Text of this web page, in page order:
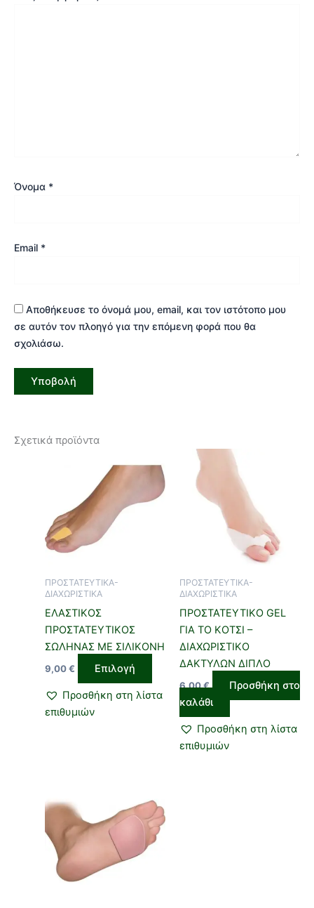
Όνομα *
Email *
Αποθήκευσε το όνομά μου, email, και τον ιστότοπο μου
σε αυτόν τον πλοηγό για την επόμενη φορά που θα
σχολιάσω.
Σχετικά προϊόντα
ΠΡΟΣΤΑΤΕΥΤΙΚΑ-
ΔΙΑΧΩΡΙΣΤΙΚΑ
ΕΛΑΣΤΙΚΟΣ
ΠΡΟΣΤΑΤΕΥΤΙΚΟΣ
ΣΩΛΗΝΑΣ ΜΕ ΣΙΛΙΚΟΝΗ
9,00€ Επιλογή
το
προϊόν
μπορούν
επιλεγούν
στη
σελίδα
προϊόντος
Προσθήκη στη λίστα
επιθυμιών
ΠΡΟΣΤΑΤΕΥΤΙΚΑ-
ΔΙΑΧΩΡΙΣΤΙΚΑ
ΠΡΟΣΤΑΤΕΥΤΙΚΟ GEL
ΓΙΑ ΤΟ ΚΟΤΣΙ –
ΔΙΑΧΩΡΙΣΤΙΚΟ
ΔΑΚΤΥΛΩΝ ΔΙΠΛΟ
6,00€
Προσθήκη στο
καλάθι
Προσθήκη στη λίστα
επιθυμιών